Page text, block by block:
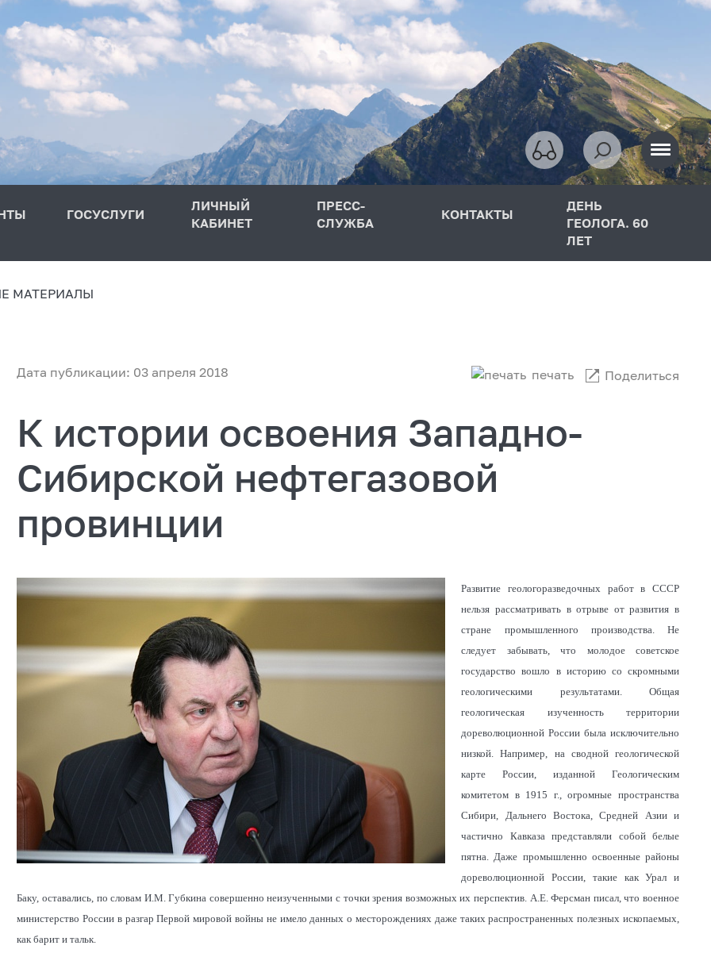
ГОСУСЛУГИ
ЛИЧНЫЙ
КАБИНЕТ
ПРЕСС-
СЛУЖБА
КОНТАКТЫ
ДЕНЬ
ГЕОЛОГА. 60
ЛЕТ
МАТЕРИАЛЫ
Дата публикации: 03 апреля 2018 печать Поделиться
К истории освоения Западно-
Сибирской нефтегазовой
провинции
Развитие геологоразведочных работ в СССР
нельзя рассматривать в отрыве от развития в
стране промышленного производства. Не
следует забывать, что молодое советское
государство вошло в историю со скромными
геологическими результатами. Общая
геологическая изученность территории
дореволюционной России была исключительно
низкой. Например, на сводной геологической
карте России, изданной Геологическим
комитетом в 1915 г., огромные пространства
Сибири, Дальнего Востока, Средней Азии и
частично Кавказа представляли собой белые
пятна. Даже промышленно освоенные районы
дореволюционной России, такие как Урал и
Баку, оставались, по словам И.М. Губкина совершенно неизученными с точки зрения возможных их перспектив. А.Е. Ферсман писал, что военное
министерство России в разгар Первой мировой войны не имело данных о месторождениях даже таких распространенных полезных ископаемых,
как барит и тальк.